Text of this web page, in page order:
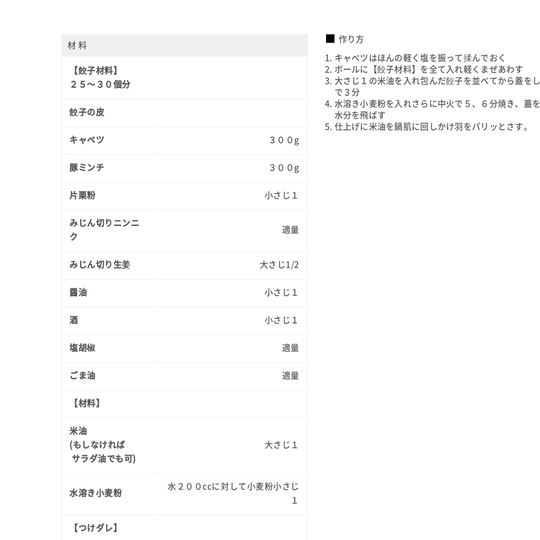
材 料
【餃子材料】
２５～３０個分
餃子の皮
キャベツ ３００g
豚ミンチ ３００g
片栗粉 小さじ１
みじん切りニンニ
ク
適量
みじん切り生姜 大さじ1/2
醤油 小さじ１
酒 小さじ１
塩胡椒 適量
ごま油 適量
【材料】
米油
(もしなければ
サラダ油でも可)
大さじ１
水溶き小麦粉
水２００ccに対して小麦粉小さじ
１
【つけダレ】
作り方
キャベツはほんの軽く塩を振って揉んでおく
ボールに【餃子材料】を全て入れ軽くまぜあわす
大さじ１の米油を入れ包んだ餃子を並べてから蓋を
で３分
水溶き小麦粉を入れさらに中火で５、６分焼き、蓋
水分を飛ばす
仕上げに米油を鍋肌に回しかけ羽をパリッとさす。